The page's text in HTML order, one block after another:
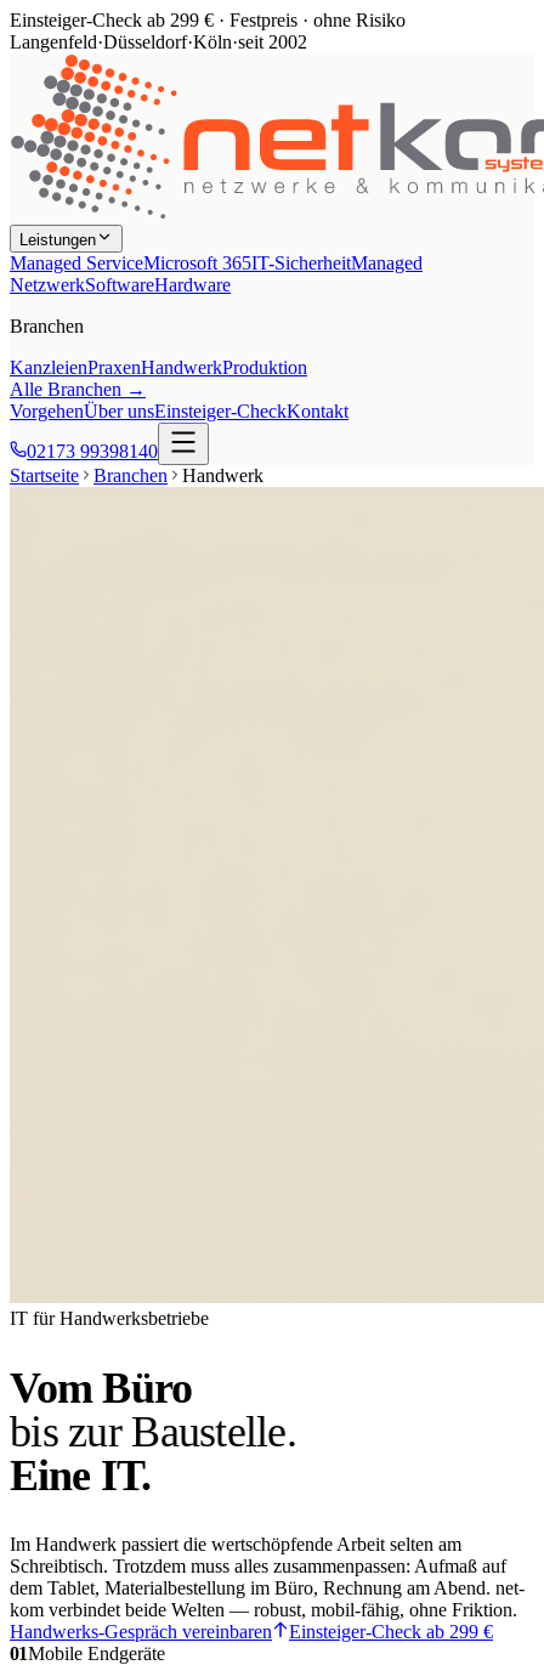
Einsteiger-Check ab 299 € · Festpreis · ohne Risiko
Langenfeld·Düsseldorf·Köln·seit 2002
Leistungen
Managed ServiceMicrosoft 365IT-SicherheitManaged
NetzwerkSoftwareHardware
Branchen
KanzleienPraxenHandwerkProduktion
Alle Branchen →
VorgehenÜber unsEinsteiger-CheckKontakt
02173 99398140
Startseite
Branchen Handwerk
IT für Handwerksbetriebe
Vom Büro
bis zur Baustelle.
Eine IT.
Im Handwerk passiert die wertschöpfende Arbeit selten am
Schreibtisch. Trotzdem muss alles zusammenpassen: Aufmaß auf
dem Tablet, Materialbestellung im Büro, Rechnung am Abend. net-
kom verbindet beide Welten — robust, mobil-fähig, ohne Friktion.
Handwerks-Gespräch vereinbaren
Einsteiger-Check ab 299 €
01Mobile Endgeräte